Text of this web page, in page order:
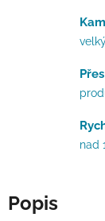
nad
Popis